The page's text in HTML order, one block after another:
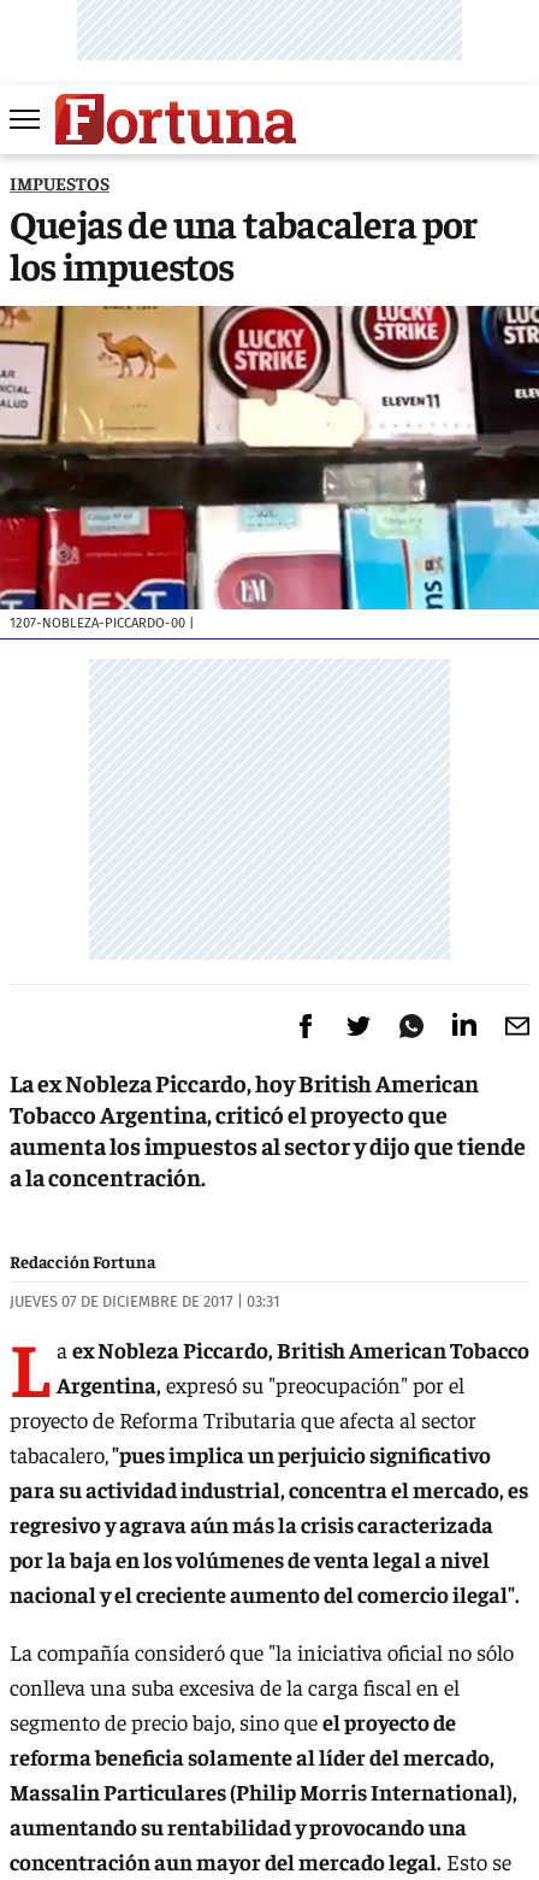
IMPUESTOS
Quejas de una tabacalera por
los impuestos
1207-NOBLEZA-PICCARDO-00
La ex Nobleza Piccardo, hoy British American
Tobacco Argentina, criticó el proyecto que
aumenta los impuestos al sector y dijo que tiende
a la concentración.
Redacción Fortuna
JUEVES 07 DE DICIEMBRE DE 2017 | 03:31
L a ex Nobleza Piccardo, British American Tobacco
Argentina,expresó su "preocupación" por el
proyecto de Reforma Tributaria que afecta al sector
tabacalero,"pues implica un perjuicio significativo
para su actividad industrial, concentra el mercado, es
regresivo y agrava aún más la crisis caracterizada
por la baja en los volúmenes de venta legal a nivel
nacional y el creciente aumento del comercio ilegal".
La compañía consideró que "la iniciativa oficial no sólo
conlleva una suba excesiva de la carga fiscal en el
segmento de precio bajo, sino queel proyecto de
reforma beneficia solamente al líder del mercado,
Massalin Particulares (Philip Morris International),
aumentando su rentabilidad y provocando una
concentración aun mayor del mercado legal. Esto se